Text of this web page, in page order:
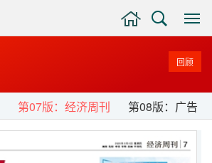
显
示
与
隐
侧
边
栏
搜
索
主
页
回顾
第07版：经济周刊 第08版：广告